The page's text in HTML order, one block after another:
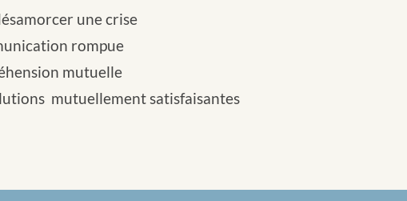
une crise
rompue
mutuelle
mutuellement satisfaisantes